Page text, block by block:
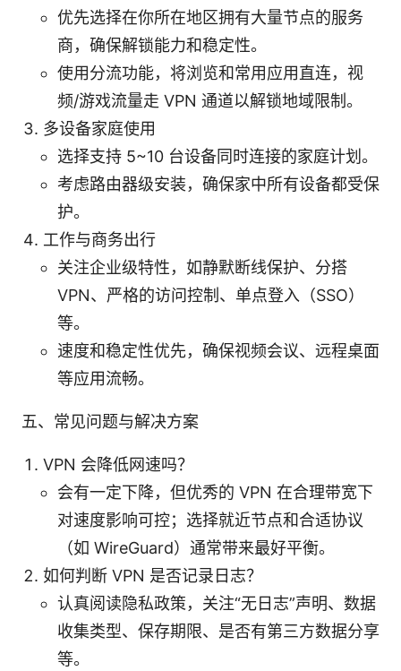
优先选择在你所在地区拥有大量节点的服务
商，确保解锁能力和稳定性。
使用分流功能，将浏览和常用应用直连，视
频/游戏流量走 VPN 通道以解锁地域限制。
多设备家庭使用
选择支持 5~10 台设备同时连接的家庭计划。
考虑路由器级安装，确保家中所有设备都受保
护。
工作与商务出行
关注企业级特性，如静默断线保护、分搭
VPN、严格的访问控制、单点登入（SSO）
等。
速度和稳定性优先，确保视频会议、远程桌面
等应用流畅。
五、常见问题与解决方案
VPN 会降低网速吗？
会有一定下降，但优秀的 VPN 在合理带宽下
对速度影响可控；选择就近节点和合适协议
（如 WireGuard）通常带来最好平衡。
如何判断 VPN 是否记录日志？
认真阅读隐私政策，关注“无日志”声明、数据
收集类型、保存期限、是否有第三方数据分享
等。